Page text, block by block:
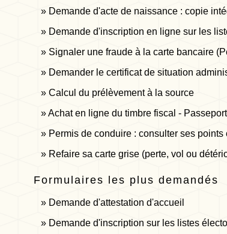
Demande d'acte de naissance : copie
Demande d'inscription en ligne sur les
Signaler une fraude à la carte bancaire
Demander le certificat de situation
Calcul du prélèvement à la source
Achat en ligne du timbre fiscal - Passeport
Permis de conduire : consulter ses
Refaire sa carte grise (perte, vol ou
Formulaires les plus demandés
Demande d'attestation d'accueil
Demande d'inscription sur les listes